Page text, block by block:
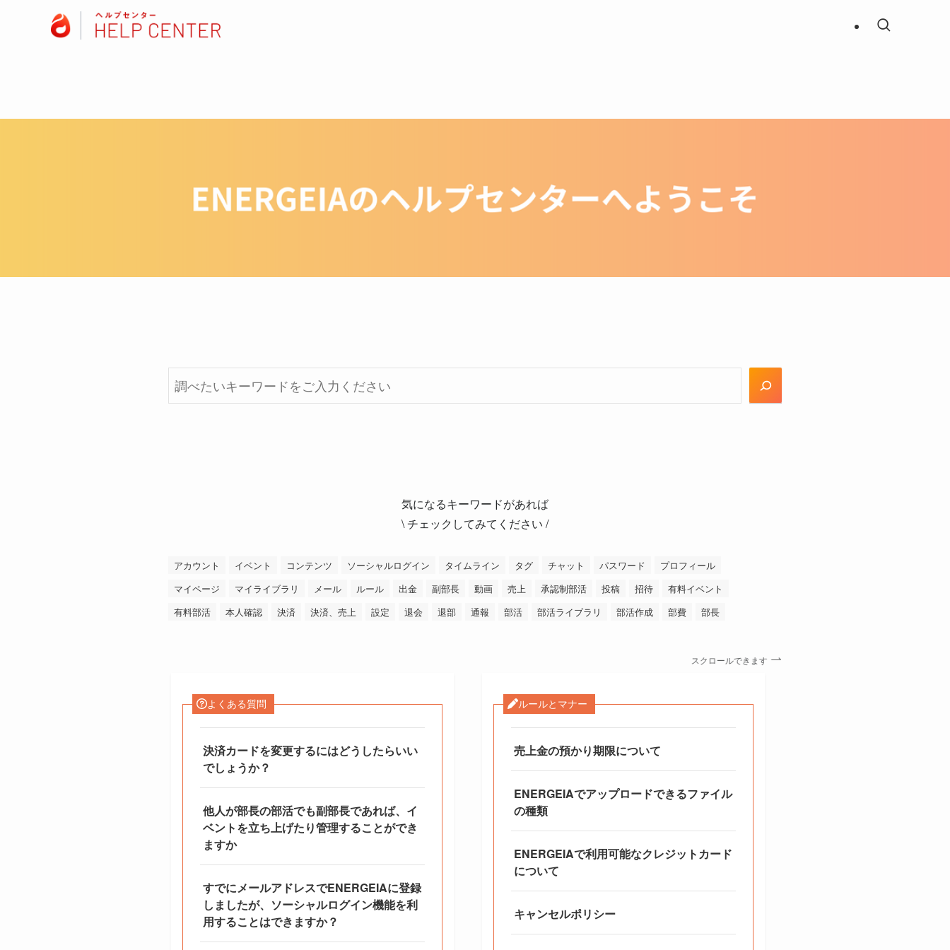
検
索
気になるキーワードがあれば
\ チェックしてみてください /
アカウント イベント コンテンツ ソーシャルログイン タイムライン タグ チャット パスワード
プロフィール
マイページ
マイライブラリ メール ルール 出金 副部長 動画 売上 承認制部活 投稿 招待
有料イベント
有料部活
本人確認 決済 決済、売上 設定 退会 退部 通報 部活 部活ライブラリ 部活作成 部費 部長
スクロールできます
よくある質問
決済カードを変更するにはどうしたらいい
でしょうか？
他人が部長の部活でも副部長であれば、イ
ベントを立ち上げたり管理することができ
ますか
すでにメールアドレスでENERGEIAに登録
しましたが、ソーシャルログイン機能を利
用することはできますか？
ルールとマナー
売上金の預かり期限について
ENERGEIAでアップロードできるファイル
の種類
ENERGEIAで利用可能なクレジットカード
について
キャンセルポリシー